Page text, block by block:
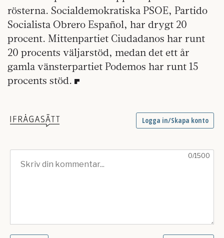
rösterna. Socialdemokratiska PSOE, Partido
Socialista Obrero Español, har drygt 20
procent. Mittenpartiet Ciudadanos har runt
20 procents väljarstöd, medan det ett år
gamla vänsterpartiet Podemos har runt 15
procents stöd.